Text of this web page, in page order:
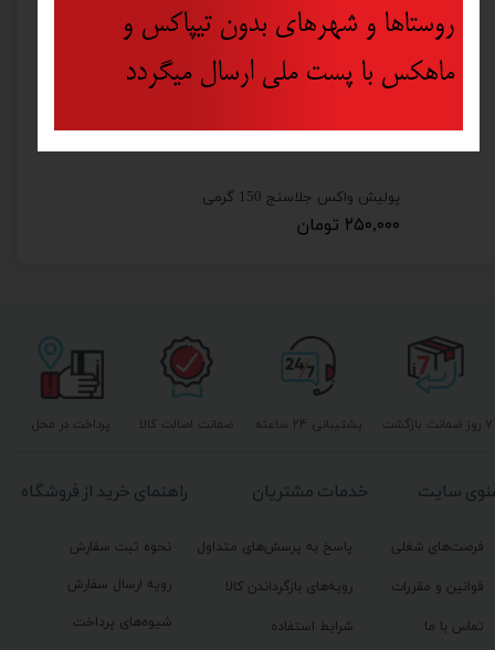
پولیش واکس جلاسنج 150 گرمی
۲۵۰,۰۰۰ تومان
پشتیبانی ۲۴ ساعته پرداخت در محل ۷ روز ضمانت بازگشت ضمانت اصالت کالا
راهنمای خرید از فروشگاه
نحوه ثبت سفارش
رویه ارسال سفارش
شیوه‌های پرداخت
خدمات مشتریان
پاسخ به پرسش‌های متداول
رویه‌های بازگرداندن کالا
شرایط استفاده
سایت
فرصت‌های شغلی
قوانین و مقررات
تماس با ما
روستاها و شهرهای بدون تیپاکس و
ماهکس با پست ملی ارسال میگردد